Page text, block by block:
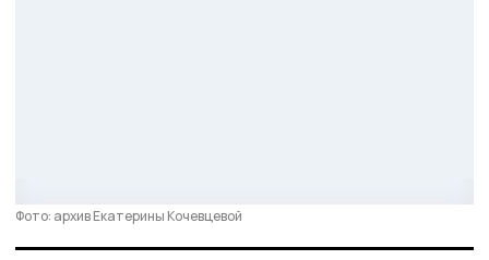
Фото: архив Екатерины Кочевцевой